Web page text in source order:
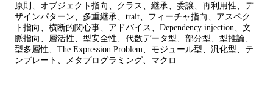
原則、オブジェクト指向、クラス、継承、委譲、再利用性、デ
ザインパターン、多重継承、trait、フィーチャ指向、アスペク
ト指向、横断的関心事、アドバイス、Dependency injection、文
脈指向、層活性、型安全性、代数データ型、部分型、型推論、
型多層性、The Expression Problem、モジュール型、汎化型、テ
ンプレート、メタプログラミング、マクロ